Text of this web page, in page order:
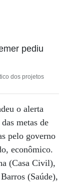
dos projetos
o alerta
metas de
pelo governo
econômico.
(Casa Civil),
(Saúde),